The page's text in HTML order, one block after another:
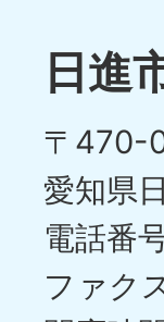
日進
〒470-
愛知県
電話番
ファク